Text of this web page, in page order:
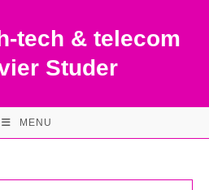
tech & telecom
Studer
MENU